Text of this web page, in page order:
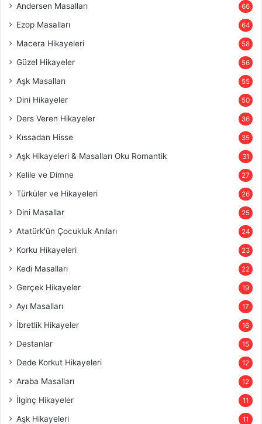
Andersen Masalları 66
Ezop Masalları 64
Macera Hikayeleri 58
Güzel Hikayeler 56
Aşk Masalları 55
Dini Hikayeler 50
Ders Veren Hikayeler 36
Kıssadan Hisse 35
Aşk Hikayeleri & Masalları Oku Romantik 31
Kelile ve Dimne 27
Türküler ve Hikayeleri 26
Dini Masallar 25
Atatürk'ün Çocukluk Anıları 24
Korku Hikayeleri 23
Kedi Masalları 22
Gerçek Hikayeler 19
Ayı Masalları 17
İbretlik Hikayeler 16
Destanlar 15
Dede Korkut Hikayeleri 12
Araba Masalları 12
İlginç Hikayeler 11
Aşk Hikayeleri 11